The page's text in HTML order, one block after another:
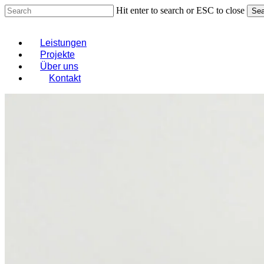
Skip
to
content
Hit enter to search or ESC to close
Menu
Leistungen
Projekte
Über uns
Kontakt